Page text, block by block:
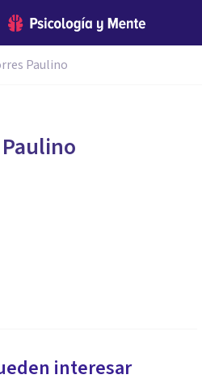
Paulino
interesar